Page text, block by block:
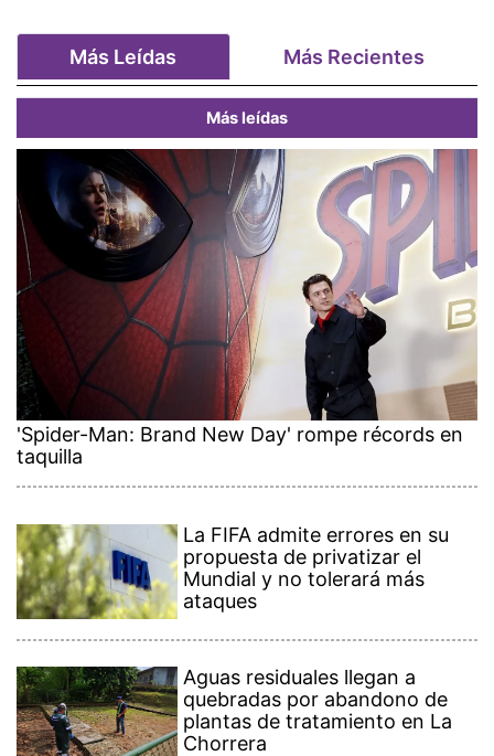
Más Leídas Más Recientes
Más leídas
'Spider-Man: Brand New Day' rompe récords en
taquilla
La FIFA admite errores en su
propuesta de privatizar el
Mundial y no tolerará más
ataques
Aguas residuales llegan a
quebradas por abandono de
plantas de tratamiento en La
Chorrera